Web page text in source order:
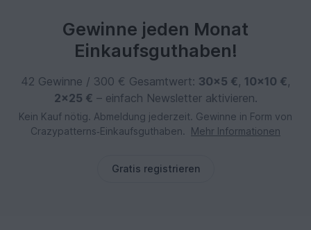
Gewinne jeden Monat
Einkaufsguthaben!
42 Gewinne / 300 € Gesamtwert: 30×5 €, 10×10 €,
2×25 € – einfach Newsletter aktivieren.
Kein Kauf nötig. Abmeldung jederzeit. Gewinne in Form von
Crazypatterns‑Einkaufsguthaben.
Mehr Informationen
Gratis registrieren